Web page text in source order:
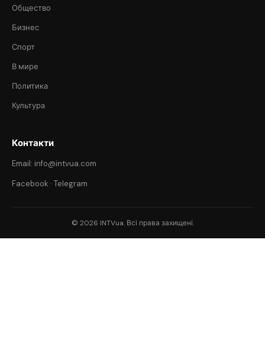
Общество
Бизнес
Спорт
В мире
Политика
Культура
Контакти
Email: info@intvua.com
Facebook · Telegram
© 2026 INTVua. Всі права захищені.